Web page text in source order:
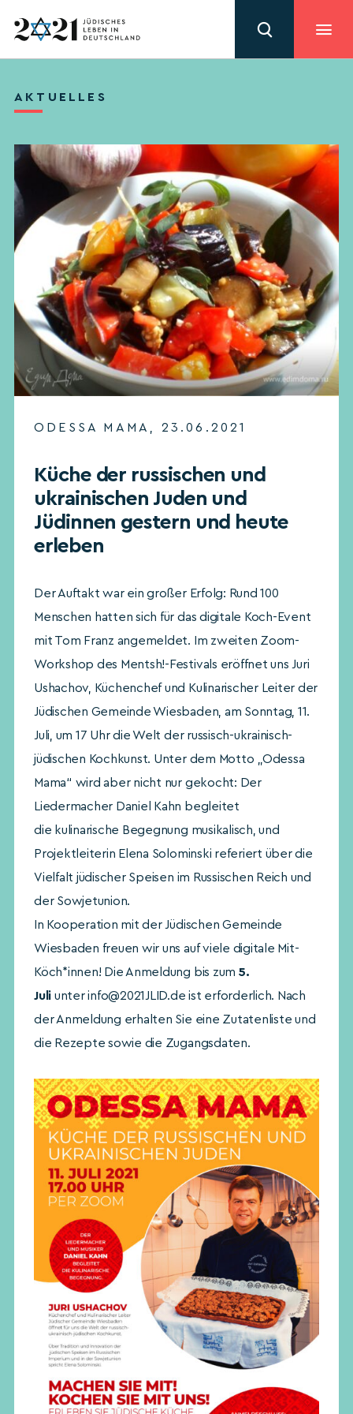
AKTUELLES
ODESSA MAMA, 23.06.2021
Küche der russischen und
ukrainischen Juden und
Jüdinnen gestern und heute
erleben
Der Auftakt war ein großer Erfolg: Rund 100
Menschen hatten sich für das digitale Koch-Event
mit Tom Franz angemeldet. Im zweiten Zoom-
Workshop des Mentsh!-Festivals eröffnet uns Juri
Ushachov, Küchenchef und Kulinarischer Leiter der
Jüdischen Gemeinde Wiesbaden, am Sonntag, 11.
Juli, um 17 Uhr die Welt der russisch-ukrainisch-
jüdischen Kochkunst. Unter dem Motto „Odessa
Mama“ wird aber nicht nur gekocht: Der
Liedermacher Daniel Kahn begleitet
die kulinarische Begegnung musikalisch, und
Projektleiterin Elena Solominski referiert über die
Vielfalt jüdischer Speisen im Russischen Reich und
der Sowjetunion.
In Kooperation mit der Jüdischen Gemeinde
Wiesbaden freuen wir uns auf viele digitale Mit-
Köch*innen! Die Anmeldung bis zum 5.
Juli unter info@2021JLID.de ist erforderlich. Nach
der Anmeldung erhalten Sie eine Zutatenliste und
die Rezepte sowie die Zugangsdaten.